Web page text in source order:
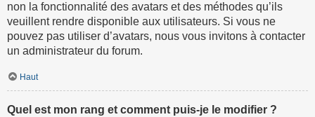
non la fonctionnalité des avatars et des méthodes qu’ils
veuillent rendre disponible aux utilisateurs. Si vous ne
pouvez pas utiliser d’avatars, nous vous invitons à contacter
un administrateur du forum.
Haut
Quel est mon rang et comment puis-je le modifier ?